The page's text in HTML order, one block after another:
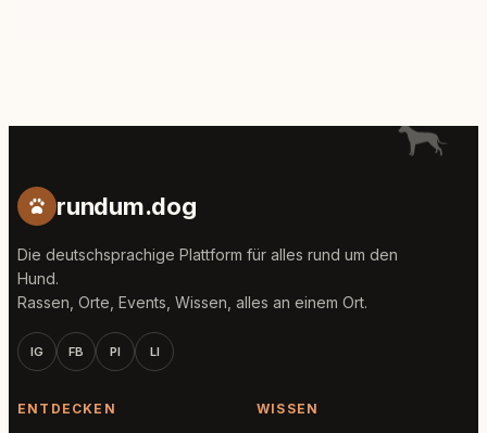
rundum.dog
Die deutschsprachige Plattform für alles rund um den
Hund.
Rassen, Orte, Events, Wissen, alles an einem Ort.
IG FB PI LI
ENTDECKEN WISSEN